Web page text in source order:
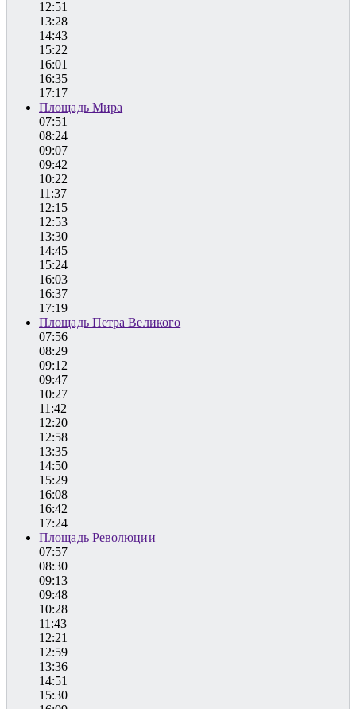
12:51
13:28
14:43
15:22
16:01
16:35
17:17
Площадь Мира
07:51
08:24
09:07
09:42
10:22
11:37
12:15
12:53
13:30
14:45
15:24
16:03
16:37
17:19
Площадь Петра Великого
07:56
08:29
09:12
09:47
10:27
11:42
12:20
12:58
13:35
14:50
15:29
16:08
16:42
17:24
Площадь Революции
07:57
08:30
09:13
09:48
10:28
11:43
12:21
12:59
13:36
14:51
15:30